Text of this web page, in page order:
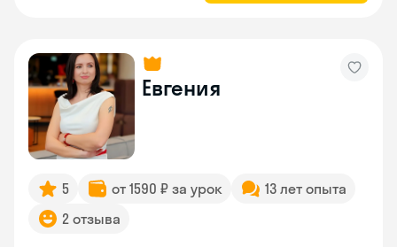
Евгения
5 от 1590 ₽ за урок
13 лет опыта
2 отзыва